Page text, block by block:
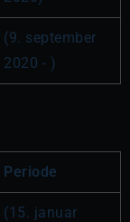
(9. september
2020 - )
Periode
(15. januar